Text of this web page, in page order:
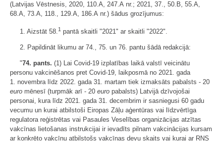
(Latvijas Vēstnesis, 2020, 110.A, 247.A nr.; 2021, 37., 50.B, 55.A,
68.A, 73.A, 118., 129.A, 186.A nr.) šādus grozījumus:
1. Aizstāt 58.1 pantā skaitli "2021" ar skaitli "2022".
2. Papildināt likumu ar 74., 75. un 76. pantu šādā redakcijā:
"74. pants. (1) Lai Covid-19 izplatības laikā valstī veicinātu
personu vakcinēšanos pret Covid-19, laikposmā no 2021. gada
1. novembra līdz 2022. gada 31. martam tiek izmaksāts pabalsts - 20
euro mēnesī (turpmāk arī - 20 euro pabalsts) Latvijā dzīvojošai
personai, kura līdz 2021. gada 31. decembrim ir sasniegusi 60 gadu
vecumu un kurai atbilstoši Eiropas Zāļu aģentūras vai līdzvērtīga
regulatora reģistrētas vai Pasaules Veselības organizācijas atzītas
vakcīnas lietošanas instrukcijai ir ievadīts pilnam vakcinācijas kursam
ar konkrēto vakcīnu atbilstošs vakcīnas devu skaits vai kurai ar RNS